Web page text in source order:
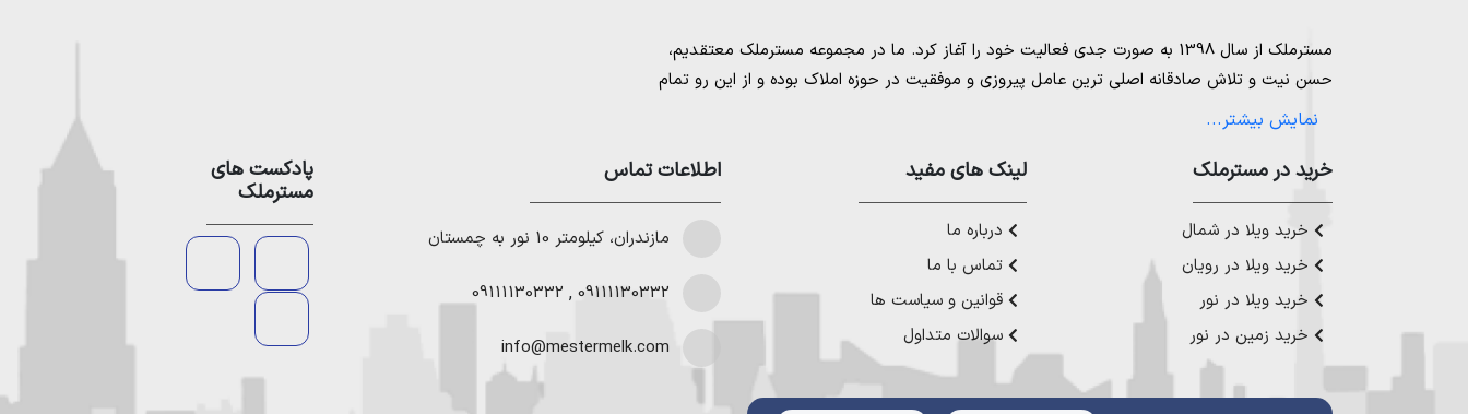
مسترملک از سال 1398 به صورت جدی فعالیت خود را آغاز کرد. ما در مجموعه مسترملک معتقدیم،
حسن نیت و تلاش صادقانه اصلی ترین عامل پیروزی و موفقیت در حوزه املاک بوده و از این رو تمام
مساعی خویش را به کار میگیریم تا بتوانیم با صداقت کامل بهترین ها را برای مشتریانمان به ارمغان
ملک در شمال،خرید زمین در نور خرید زمین در چمستان،خرید زمین در نوشهر
خرید زمین در
رویان،خرید زمین در محمودآباد خرید ویلا در شمال،خرید ویلا در نور
خرید ویلا در
چمستان ،خرید ویلا در نوشهر خرید ویلا در محمودآبادو
عزیز خدمت کنیم.
نمایش بیشتر...
خرید در مستر‌ملک
خرید ویلا در شمال
خرید ویلا در رویان
خرید ویلا در نور
خرید زمین در نور
لینک های مفید
درباره ما
تماس با ما
قوانین و سیاست ها
سوالات متداول
اطلاعات تماس
مازندران، کیلومتر 10 نور به چمستان
09111130332
,
09111130332
info@mestermelk.com
پادکست های
مسترملک